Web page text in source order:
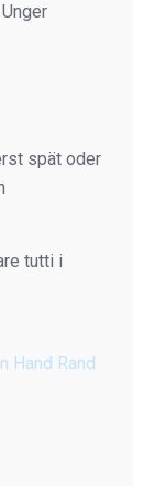
spät oder
tutti i
Hand Rand